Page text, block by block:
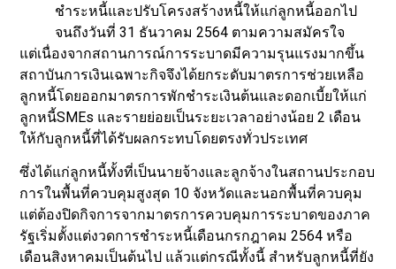
ชำระหนี้และปรับโครงสร้างหนี้ให้แก่ลูกหนี้ออกไป
จนถึงวันที่ 31 ธันวาคม 2564 ตามความสมัครใจ
แต่เนื่องจากสถานการณ์การระบาดมีความรุนแรงมากขึ้น
สถาบันการเงินเฉพาะกิจจึงได้ยกระดับมาตรการช่วยเหลือ
ลูกหนี้โดยออกมาตรการพักชำระเงินต้นและดอกเบี้ยให้แก่
ลูกหนี้SMEs และรายย่อยเป็นระยะเวลาอย่างน้อย 2 เดือน
ให้กับลูกหนี้ที่ได้รับผลกระทบโดยตรงทั่วประเทศ
ซึ่งได้แก่ลูกหนี้ทั้งที่เป็นนายจ้างและลูกจ้างในสถานประกอบ
การในพื้นที่ควบคุมสูงสุด 10 จังหวัดและนอกพื้นที่ควบคุม
แต่ต้องปิดกิจการจากมาตรการควบคุมการระบาดของภาค
รัฐเริ่มตั้งแต่งวดการชำระหนี้เดือนกรกฎาคม 2564 หรือ
เดือนสิงหาคมเป็นต้นไป แล้วแต่กรณีทั้งนี้ สำหรับลูกหนี้ที่ยัง